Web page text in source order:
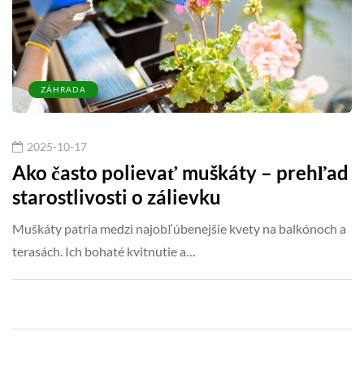
ZÁHRADA
2025-10-17
Ako často polievať muškáty – prehľad
starostlivosti o zálievku
Muškáty patria medzi najobľúbenejšie kvety na balkónoch a
terasách. Ich bohaté kvitnutie a…